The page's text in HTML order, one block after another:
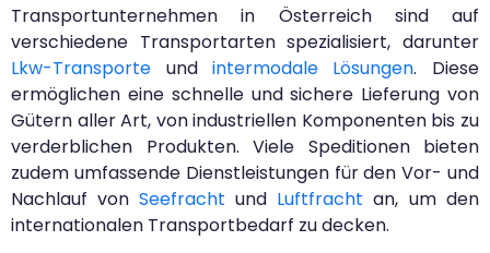
Transportunternehmen in Österreich sind auf
verschiedene Transportarten spezialisiert, darunter
Lkw-Transporte und intermodale Lösungen. Diese
ermöglichen eine schnelle und sichere Lieferung von
Gütern aller Art, von industriellen Komponenten bis zu
verderblichen Produkten. Viele Speditionen bieten
zudem umfassende Dienstleistungen für den Vor- und
Nachlauf von Seefracht und Luftfracht an, um den
internationalen Transportbedarf zu decken.